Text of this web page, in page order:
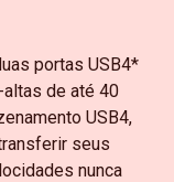
portas USB4*
de até 40
USB4,
seus
nunca